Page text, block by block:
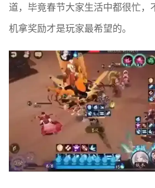
道，毕竟春节大家生活中都很忙，
机拿奖励才是玩家最希望的。